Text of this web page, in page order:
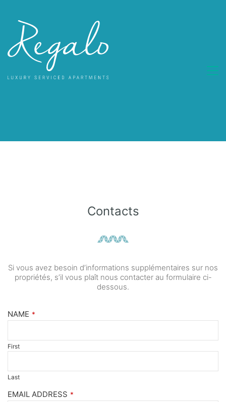
Contacts
Si vous avez besoin d’informations supplémentaires sur nos
propriétés, s’il vous plaît nous contacter au formulaire ci-
dessous.
NAME *
First
Last
EMAIL ADDRESS *